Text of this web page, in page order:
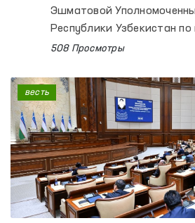
Эшматовой
Республики Узбекистан
(омбудсманом).
508 Просмотры
весть